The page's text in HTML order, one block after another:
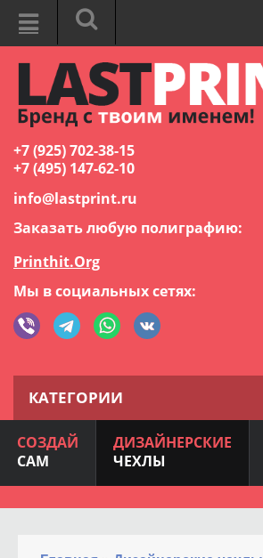
+7 (925) 702-38-15
+7 (495) 147-62-10
info@lastprint.ru
Заказать любую полиграфию:
Printhit.Org
Мы в социальных сетях:
КАТЕГОРИИ
СОЗДАЙ
САМ
ДИЗАЙНЕРСКИЕ
ЧЕХЛЫ